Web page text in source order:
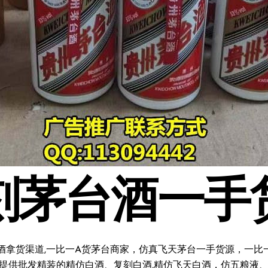
茅台酒一手
货渠道,一比一A货茅台商家，仿真飞天茅台一手货源，一
供批发精装的精仿白酒、复刻白酒,精仿飞天白酒，仿五粮液